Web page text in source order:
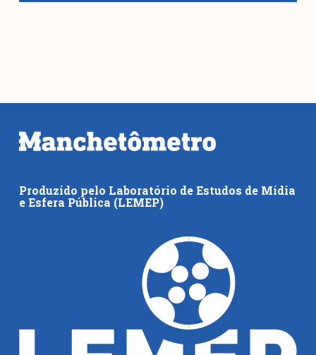
Produzido pelo Laboratório de Estudos de Mídia
e Esfera Pública (LEMEP)